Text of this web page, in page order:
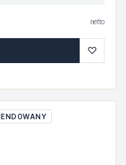
netto
♡